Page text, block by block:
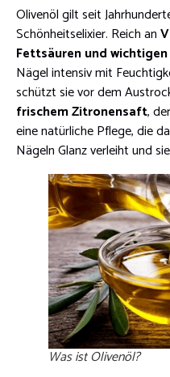
Olivenöl gilt seit
Schönheitselixier. Reich an
Fettsäuren und
Nägel intensiv mit
schützt sie vor dem
frischem Zitronensaft,
eine natürliche Pflege, die
Nägeln Glanz verleiht und
Was ist Olivenöl?